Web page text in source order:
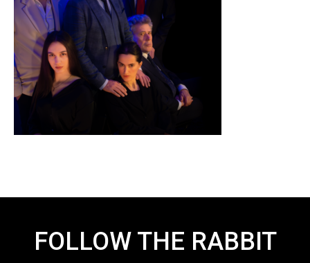
FOLLOW THE RABBIT